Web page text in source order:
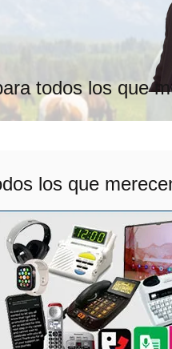
todos los que
los que